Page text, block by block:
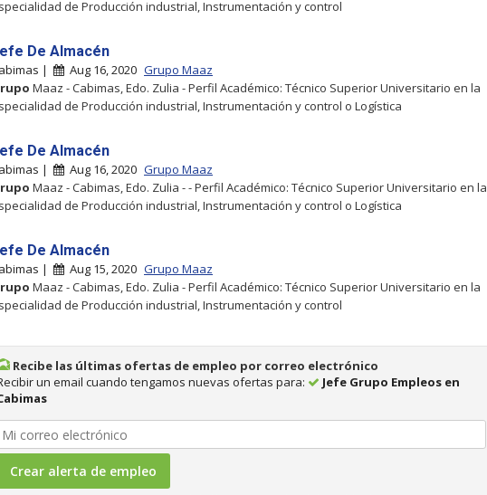
de Producción industrial, Instrumentación y control
De Almacén
| Aug 16, 2020 Grupo Maaz
Maaz - Cabimas, Edo. Zulia - Perfil Académico: Técnico Superior Universitario en la
de Producción industrial, Instrumentación y control o Logística
De Almacén
| Aug 16, 2020 Grupo Maaz
Maaz - Cabimas, Edo. Zulia - - Perfil Académico: Técnico Superior Universitario en la
de Producción industrial, Instrumentación y control o Logística
De Almacén
| Aug 15, 2020 Grupo Maaz
Maaz - Cabimas, Edo. Zulia - Perfil Académico: Técnico Superior Universitario en la
de Producción industrial, Instrumentación y control
Recibe las últimas ofertas de empleo por correo electrónico
un email cuando tengamos nuevas ofertas para:
Jefe Grupo Empleos en